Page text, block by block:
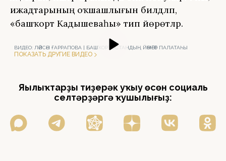
ижадтарының оҡшашлығын билдәләп,
«башҡорт Кадышеваһы» тип йөрөтәләр.
ВИДЕО: ЛӘЙСӘН ҒАРРАПОВА | БАШҠОРТОСТАНДЫҢ ЙӘМӘҒӘТ ПАЛАТАҺЫ
ПОКАЗАТЬ ДРУГИЕ ВИДЕО
Яңылыҡтарҙы тиҙерәк уҡыу өсөн социаль
селтәрҙәргә ҡушылығыҙ: